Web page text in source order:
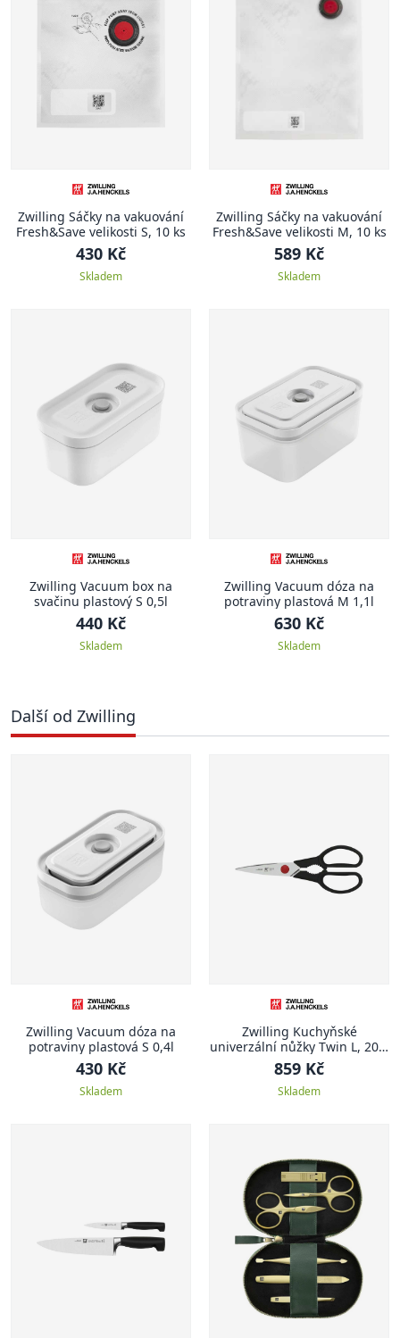
Zwilling Sáčky na vakuování
Fresh&Save velikosti S, 10 ks
430 Kč
Skladem
Zwilling Sáčky na vakuování
Fresh&Save velikosti M, 10 ks
589 Kč
Skladem
Zwilling Vacuum box na
svačinu plastový S 0,5l
440 Kč
Skladem
Zwilling Vacuum dóza na
potraviny plastová M 1,1l
630 Kč
Skladem
Další od Zwilling
Zwilling Vacuum dóza na
potraviny plastová S 0,4l
430 Kč
Skladem
Zwilling Kuchyňské
univerzální nůžky Twin L, 20.5
cm
859 Kč
Skladem